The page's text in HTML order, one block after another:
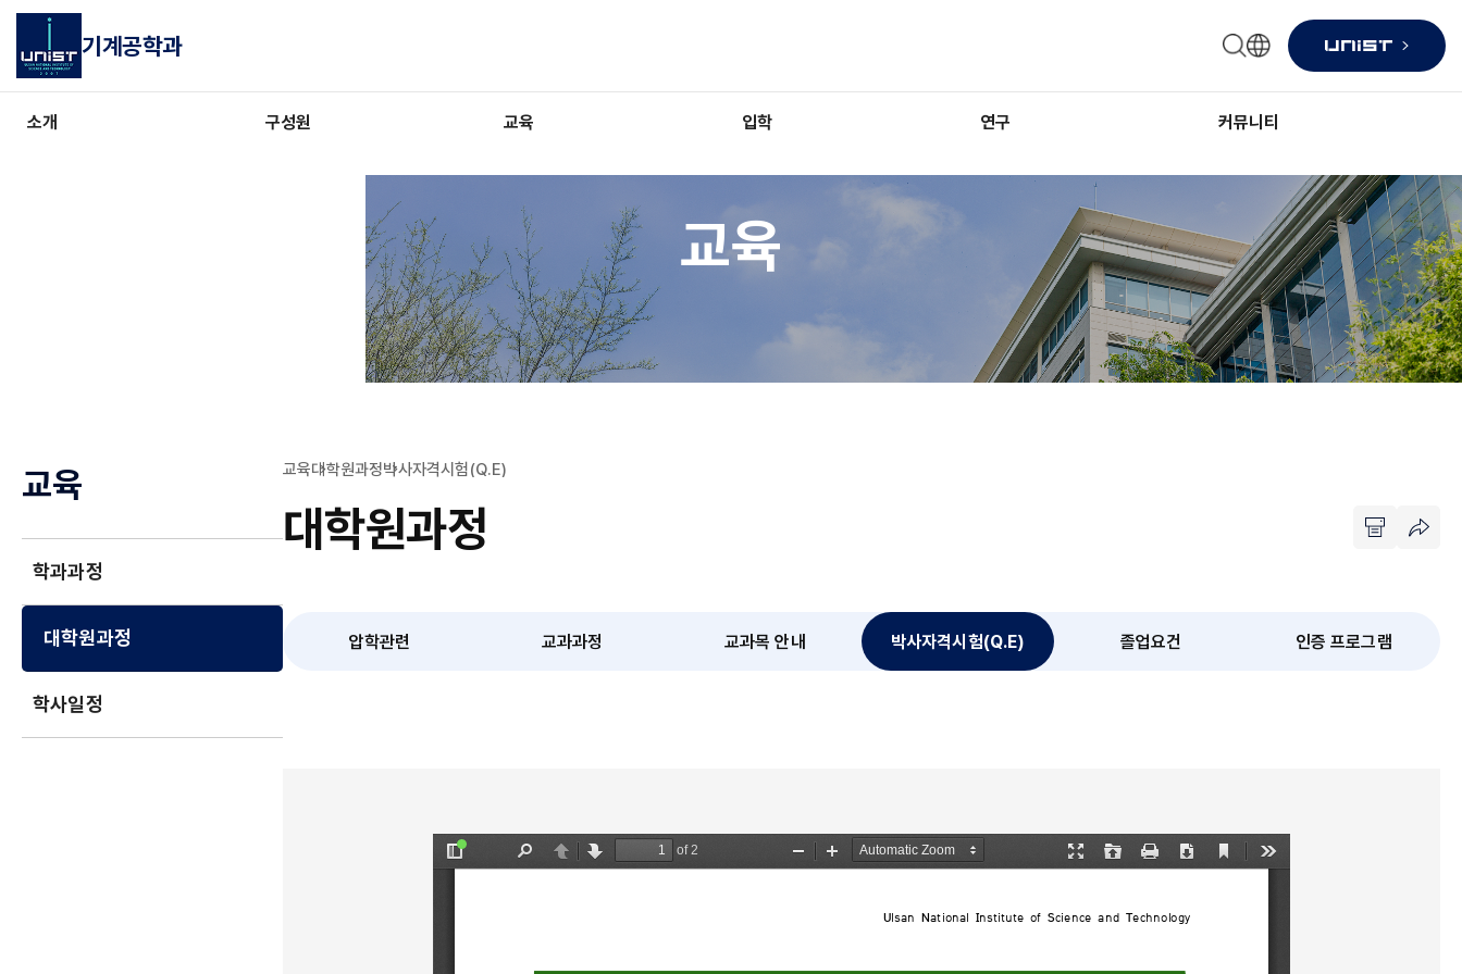
기계공학과
소개 구성원 교육 입학 연구 커뮤니티
교육
교육
학과과정
대학원과정
학사일정
교육대학원과정박사자격시험(Q.E)
대학원과정
압학관련 교과과정 교과목 안내 박사자격시험(Q.E) 졸업요건 인증 프로그램